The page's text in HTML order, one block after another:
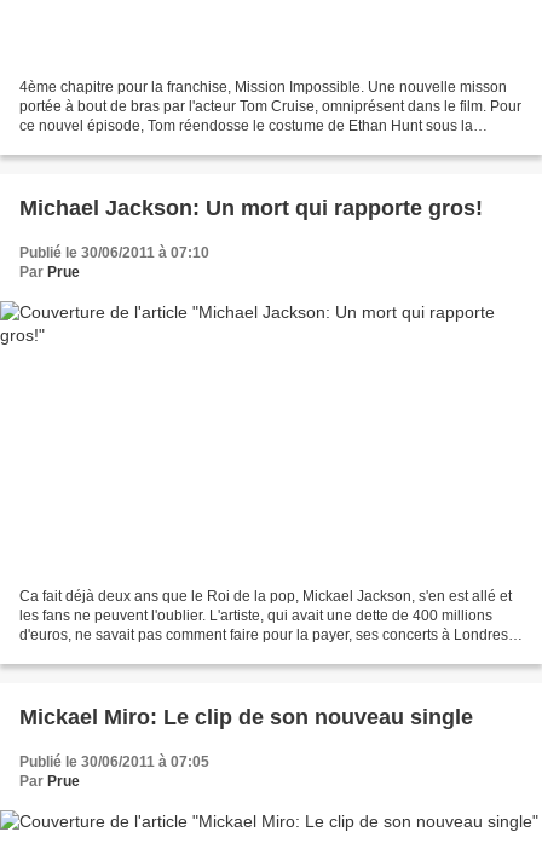
4ème chapitre pour la franchise, Mission Impossible. Une nouvelle misson
portée à bout de bras par l'acteur Tom Cruise, omniprésent dans le film. Pour
ce nouvel épisode, Tom réendosse le costume de Ethan Hunt sous la
Michael Jackson: Un mort qui rapporte gros!
Publié le 30/06/2011 à 07:10
Par Prue
Ca fait déjà deux ans que le Roi de la pop, Mickael Jackson, s'en est allé et
les fans ne peuvent l'oublier. L'artiste, qui avait une dette de 400 millions
d'euros, ne savait pas comment faire pour la payer, ses concerts à Londres
Mickael Miro: Le clip de son nouveau single
Publié le 30/06/2011 à 07:05
Par Prue